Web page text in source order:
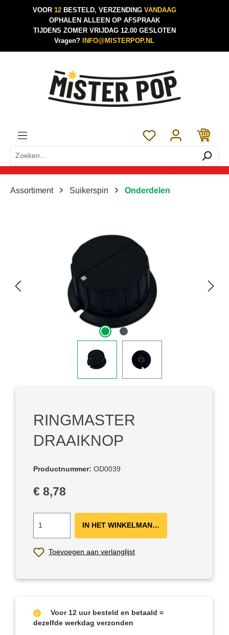
Ga naar de hoofdinhoud
VOOR 12 BESTELD, VERZENDING VANDAAG
OPHALEN ALLEEN OP AFSPRAAK
TIJDENS ZOMER VRIJDAG 12.00 GESLOTEN
Vragen?
INFO@MISTERPOP.NL
Je hebt 0 items op
Assortiment Suikerspin Onderdelen
RINGMASTER
DRAAIKNOP
Productnummer: OD0039
Normale prijs:
€ 8,78
IN HET WINKELMANDJE ＋
Toevoegen aan verlanglijst
Voor 12 uur besteld en betaald =
dezelfde werkdag verzonden